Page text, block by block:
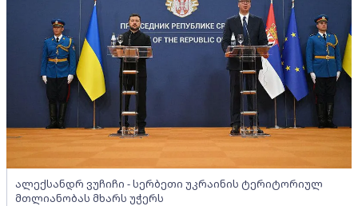
ალექსანდრ ვუჩიჩი - სერბეთი უკრაინის ტერიტორიულ
მთლიანობას მხარს უჭერს